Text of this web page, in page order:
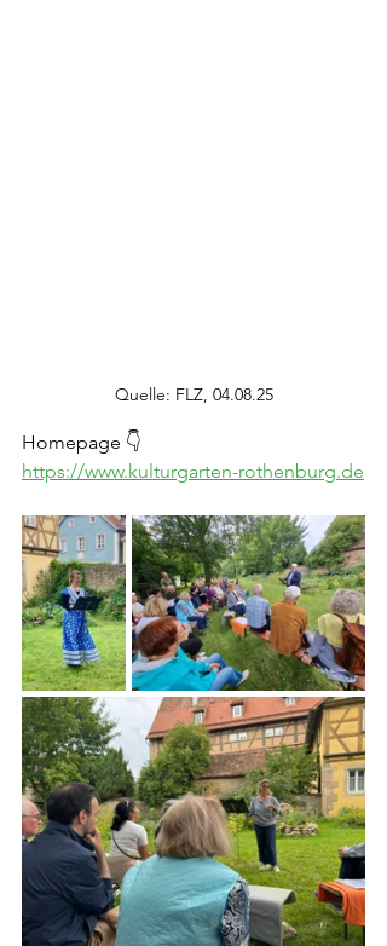
Quelle: FLZ, 04.08.25
Homepage 👇
https://www.kulturgarten-rothenburg.de